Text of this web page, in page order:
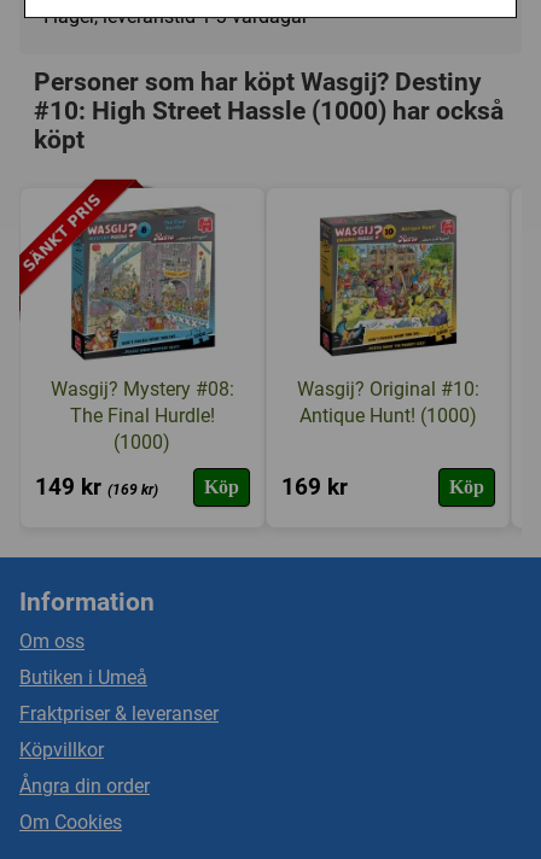
I lager, leveranstid 1-3 vardagar
Personer som har köpt Wasgij? Destiny
#10: High Street Hassle (1000) har också
köpt
Wasgij? Mystery #08:
The Final Hurdle!
(1000)
149 kr (169 kr) Köp
Wasgij? Original #10:
Antique Hunt! (1000)
169 kr Köp
Information
Om oss
Butiken i Umeå
Fraktpriser & leveranser
Köpvillkor
Ångra din order
Om Cookies